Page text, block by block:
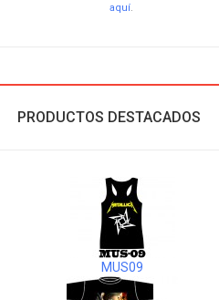
aquí
PRODUCTOS DESTACADOS
MUS09